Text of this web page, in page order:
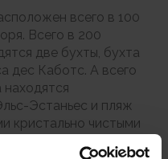
всего в 100
Всего в 200
две бухты, бухта
дес Каботс. А всего
Эстаньес и пляж
кристально чистыми